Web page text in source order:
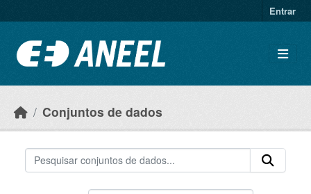
Entrar
Conjuntos de dados